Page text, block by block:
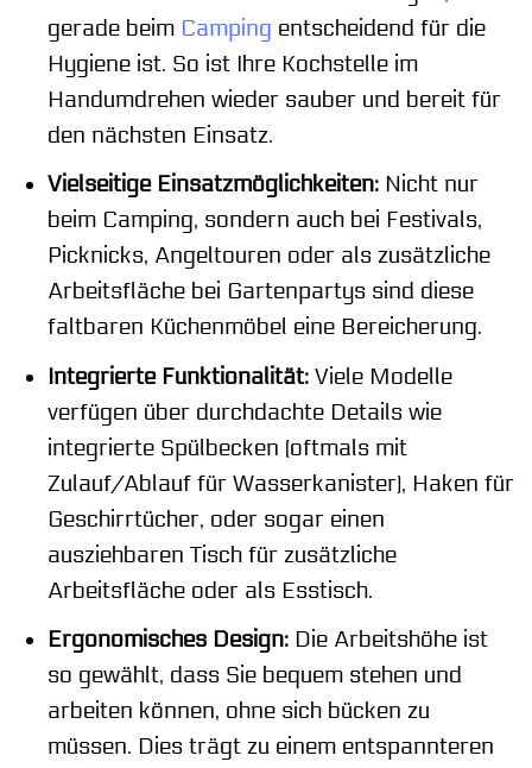
gerade beim Camping entscheidend für die
Hygiene ist. So ist Ihre Kochstelle im
Handumdrehen wieder sauber und bereit für
den nächsten Einsatz.
Vielseitige Einsatzmöglichkeiten:Nicht nur
beim Camping, sondern auch bei Festivals,
Picknicks, Angeltouren oder als zusätzliche
Arbeitsfläche bei Gartenpartys sind diese
faltbaren Küchenmöbel eine Bereicherung.
Integrierte Funktionalität:Viele Modelle
verfügen über durchdachte Details wie
integrierte Spülbecken (oftmals mit
Zulauf/Ablauf für Wasserkanister), Haken für
Geschirrtücher, oder sogar einen
ausziehbaren Tisch für zusätzliche
Arbeitsfläche oder als Esstisch.
Ergonomisches Design:Die Arbeitshöhe ist
so gewählt, dass Sie bequem stehen und
arbeiten können, ohne sich bücken zu
müssen. Dies trägt zu einem entspannteren